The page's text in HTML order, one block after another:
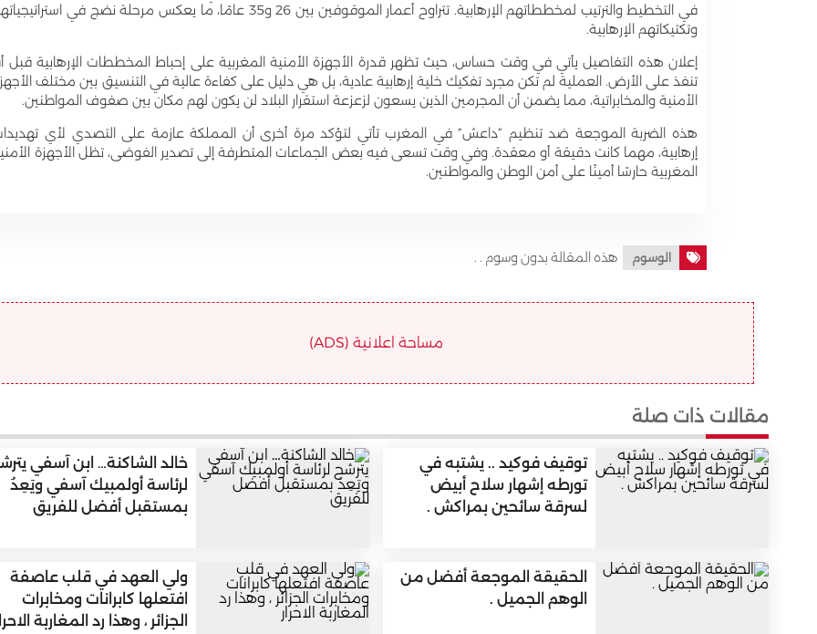
في التخطيط والترتيب لمخططاتهم الإرهابية. تتراوح أعمار الموقوفين بين 26 و35 عامًا، ما يعكس مرحلة نضج في
وتكتيكاتهم الإرهابية.
إعلان هذه التفاصيل يأتي في وقت حساس، حيث تظهر قدرة الأجهزة الأمنية المغربية على إحباط المخططات الإرهابية قبل
تنفذ على الأرض. العملية لم تكن مجرد تفكيك خلية إرهابية عادية، بل هي دليل على كفاءة عالية في التنسيق بين مختلف
الأمنية والمخابراتية، مما يضمن أن المجرمين الذين يسعون لزعزعة استقرار البلاد لن يكون لهم مكان بين صفوف المواطنين.
هذه الضربة الموجعة ضد تنظيم “داعش” في المغرب تأتي لتؤكد مرة أخرى أن المملكة عازمة على التصدي لأي
إرهابية، مهما كانت دقيقة أو معقدة. وفي وقت تسعى فيه بعض الجماعات المتطرفة إلى تصدير الفوضى، تظل الأجهزة
المغربية حارسًا أمينًا على أمن الوطن والمواطنين.
الوسوم هذه المقالة بدون وسوم . .
مساحة اعلانية (ADS)
مقالات ذات صلة
توقيف فوكيد .. يشتبه في
تورطه إشهار سلاح أبيض
لسرقة سائحين بمراكش .
خالد الشاكنة… ابن آسفي
لرئاسة أولمبيك آسفي ويَعِدُ
بمستقبل أفضل للفريق
‏الحقيقة الموجعة أفضل من
الوهم الجميل .
ولي العهد في قلب عاصفة
افتعلها كابرانات ومخابرات
الجزائر ، وهذا رد المغاربة